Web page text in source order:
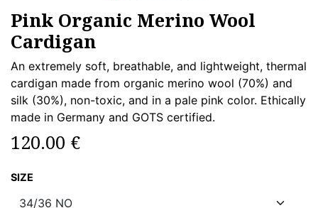
Pink Organic Merino Wool
Cardigan
An extremely soft, breathable, and lightweight, thermal
cardigan made from organic merino wool (70%) and
silk (30%), non-toxic, and in a pale pink color. Ethically
made in Germany and GOTS certified.
120.00 €
SIZE